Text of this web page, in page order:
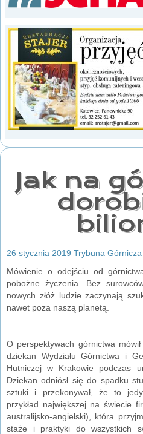
Jak na
26 stycznia 2019 Trybuna
Mówienie o odejściu od
pobożne życzenia. Bez
nowych złóż ludzie zaczynają
nawet poza naszą planetą.
O perspektywach górnictwa
dziekan Wydziału Górnictwa i
Hutniczej w Krakowie podczas
Dziekan odniósł się do spadku
sztuki i przekonywał, że to
przykład największej na świecie
australijsko-angielski), która
staże i praktyki do wszystkich